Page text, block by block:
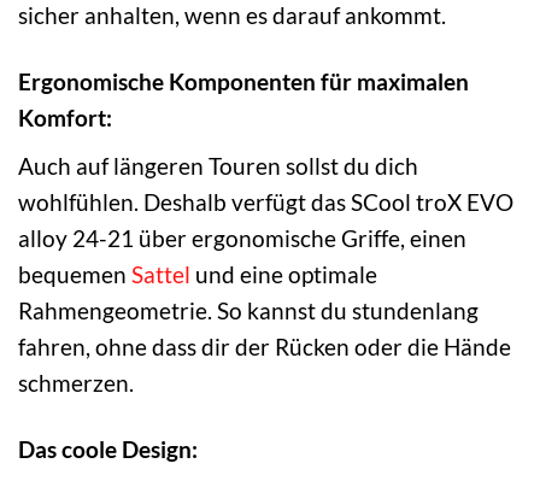
sicher anhalten, wenn es darauf ankommt.
Ergonomische Komponenten für maximalen
Komfort:
Auch auf längeren Touren sollst du dich
wohlfühlen. Deshalb verfügt das SCool troX EVO
alloy 24-21 über ergonomische Griffe, einen
bequemen Sattel und eine optimale
Rahmengeometrie. So kannst du stundenlang
fahren, ohne dass dir der Rücken oder die Hände
schmerzen.
Das coole Design: